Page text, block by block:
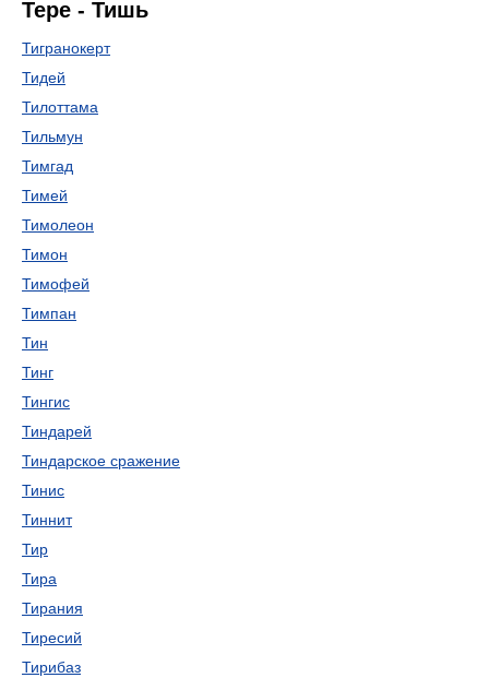
Тере - Тишь
Тигранокерт
Тидей
Тилоттама
Тильмун
Тимгад
Тимей
Тимолеон
Тимон
Тимофей
Тимпан
Тин
Тинг
Тингис
Тиндарей
Тиндарское сражение
Тинис
Тиннит
Тир
Тира
Тирания
Тиресий
Тирибаз